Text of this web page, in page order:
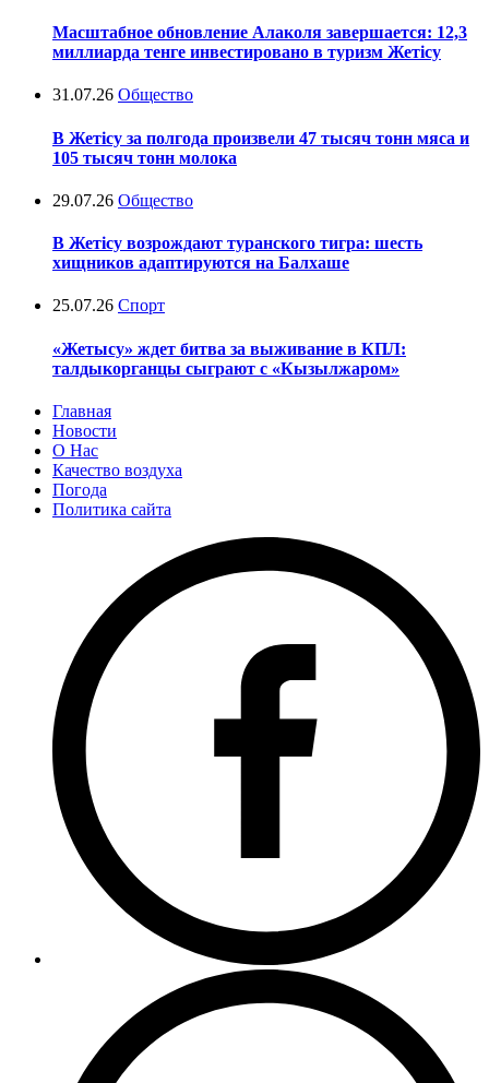
Масштабное обновление Алаколя завершается: 12,3
миллиарда тенге инвестировано в туризм Жетісу
31.07.26 Общество
В Жетісу за полгода произвели 47 тысяч тонн мяса и
105 тысяч тонн молока
29.07.26 Общество
В Жетісу возрождают туранского тигра: шесть
хищников адаптируются на Балхаше
25.07.26 Спорт
«Жетысу» ждет битва за выживание в КПЛ:
талдыкорганцы сыграют с «Кызылжаром»
Главная
Новости
О Нас
Качество воздуха
Погода
Политика сайта